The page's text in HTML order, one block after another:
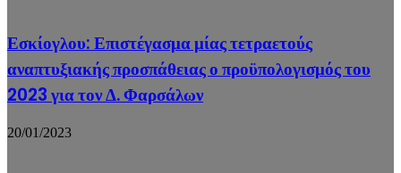
Εσκίογλου: Επιστέγασμα μίας τετραετούς
αναπτυξιακής προσπάθειας ο προϋπολογισμός του
2023 για τον Δ. Φαρσάλων
20/01/2023